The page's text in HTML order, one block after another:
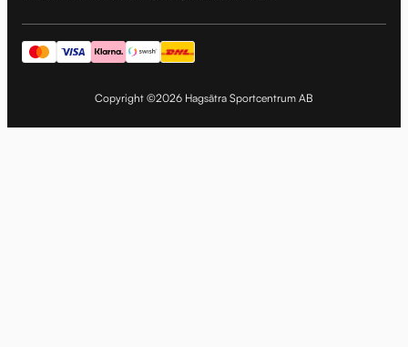
Copyright ©2026 Hagsätra Sportcentrum AB